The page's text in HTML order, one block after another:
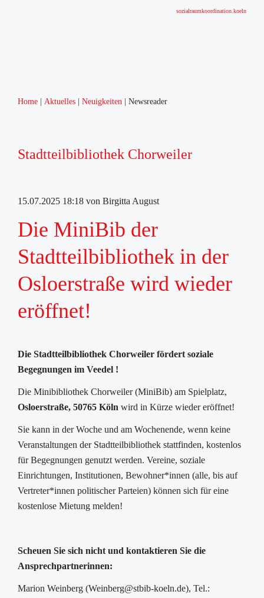
sozialraumkoordination.koeln
Home Aktuelles Neuigkeiten Newsreader
Stadtteilbibliothek Chorweiler
15.07.2025 18:18 von Birgitta August
Die MiniBib der
Stadtteilbibliothek in der
Osloerstraße wird wieder
eröffnet!
Die Stadtteilbibliothek Chorweiler fördert soziale
Begegnungen im Veedel !
Die Minibibliothek Chorweiler (MiniBib) am Spielplatz,
Osloerstraße, 50765 Köln wird in Kürze wieder eröffnet!
Sie kann in der Woche und am Wochenende, wenn keine
Veranstaltungen der Stadtteilbibliothek stattfinden, kostenlos
für Begegnungen genutzt werden. Vereine, soziale
Einrichtungen, Institutionen, Bewohner*innen (alle, bis auf
Vertreter*innen politischer Parteien) können sich für eine
kostenlose Mietung melden!
Scheuen Sie sich nicht und kontaktieren Sie die
Ansprechpartnerinnen:
Marion Weinberg (Weinberg@stbib-koeln.de), Tel.: